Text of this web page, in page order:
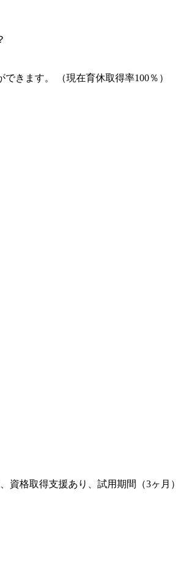
きます。 （現在育休取得率100％）
資格取得支援あり、試用期間（3ヶ月）